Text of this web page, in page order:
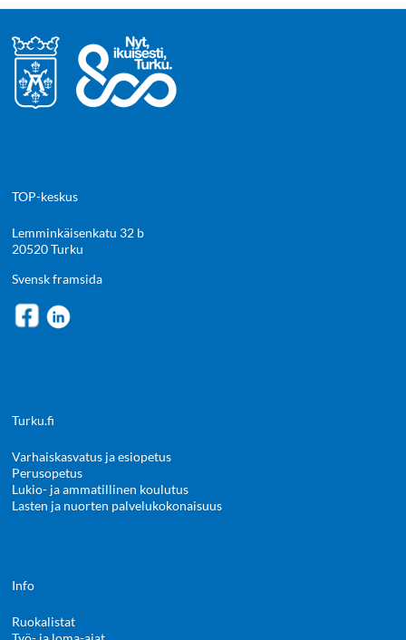
TOP-keskus
Lemminkäisenkatu 32 b
20520 Turku
Svensk framsida
Turku.fi
Varhaiskasvatus ja esiopetus
Perusopetus
Lukio- ja ammatillinen koulutus
Lasten ja nuorten palvelukokonaisuus
Info
Ruokalistat